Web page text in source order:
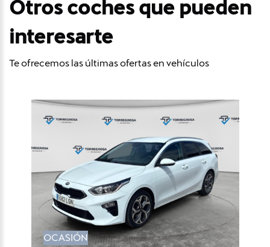
Otros coches que pueden
interesarte
Te ofrecemos las últimas ofertas en vehículos
OCASIÓN